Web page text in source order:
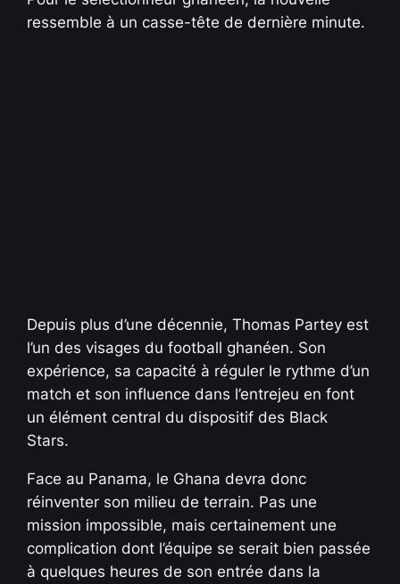
ressemble à un casse-tête de dernière minute.
Depuis plus d’une décennie, Thomas Partey est
l’un des visages du football ghanéen. Son
expérience, sa capacité à réguler le rythme d’un
match et son influence dans l’entrejeu en font
un élément central du dispositif des Black
Stars.
Face au Panama, le Ghana devra donc
réinventer son milieu de terrain. Pas une
mission impossible, mais certainement une
complication dont l’équipe se serait bien passée
à quelques heures de son entrée dans la